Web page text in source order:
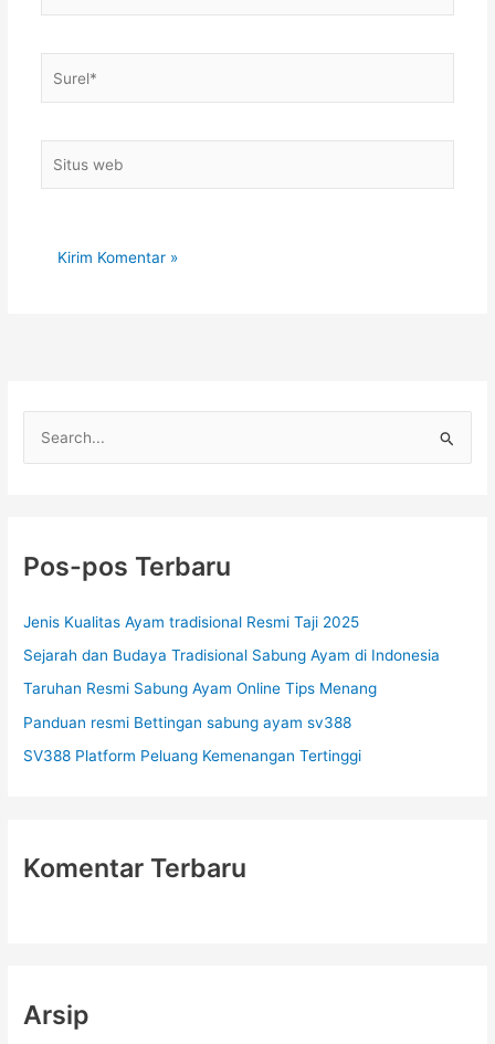
web
n
u
k
:
Pos-pos Terbaru
Jenis Kualitas Ayam tradisional Resmi Taji 2025
Sejarah dan Budaya Tradisional Sabung Ayam di Indonesia
Taruhan Resmi Sabung Ayam Online Tips Menang
Panduan resmi Bettingan sabung ayam sv388
SV388 Platform Peluang Kemenangan Tertinggi
Komentar Terbaru
Arsip